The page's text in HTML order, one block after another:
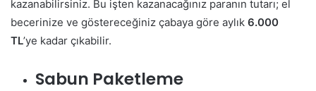
kazanabilirsiniz. Bu işten kazanacağınız paranın tutarı; el
becerinize ve göstereceğiniz çabaya göre aylık 6.000
TL’ye kadar çıkabilir.
Sabun Paketleme